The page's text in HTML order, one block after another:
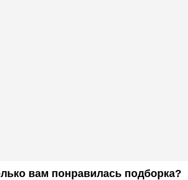
вам понравилась подборка?